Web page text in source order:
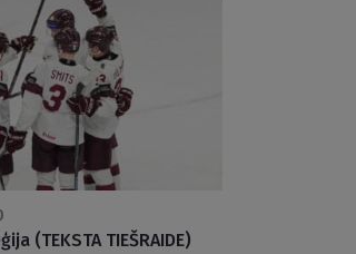
(TEKSTA TIEŠRAIDE)